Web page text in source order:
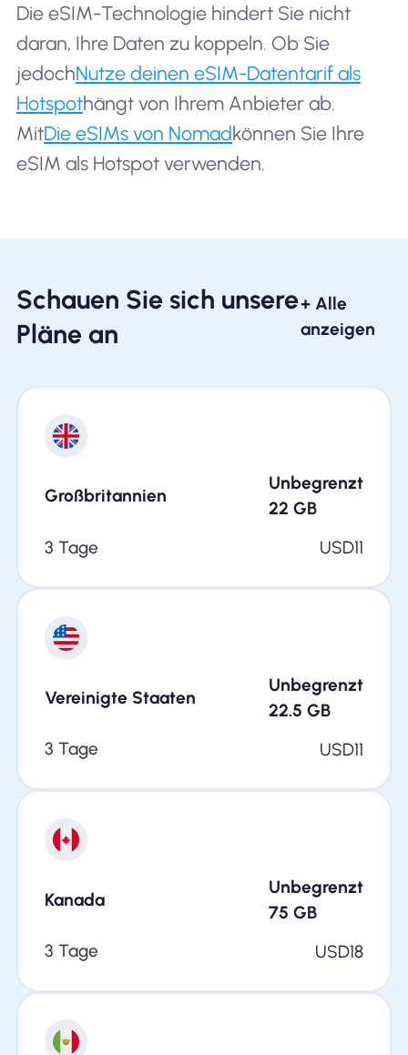
Die eSIM-Technologie hindert Sie nicht
daran, Ihre Daten zu koppeln. Ob Sie
jedochNutze deinen eSIM-Datentarif als
Hotspothängt von Ihrem Anbieter ab.
MitDie eSIMs von Nomadkönnen Sie Ihre
eSIM als Hotspot verwenden.
Schauen Sie sich unsere
Pläne an
+ Alle
anzeigen
Großbritannien
Unbegrenzt
22 GB
3 Tage
USD11
Vereinigte Staaten
Unbegrenzt
22.5 GB
3 Tage
USD11
Kanada
Unbegrenzt
75 GB
3 Tage
USD18